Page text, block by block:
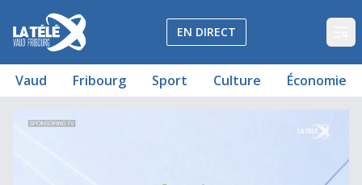
La Télé - Télévision régionale Vaud et Fribourg
EN DIRECT
Vaud Fribourg Sport Culture Économie
Pleine et douce
Pleine et douce